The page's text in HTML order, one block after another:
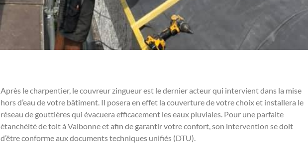
Après le charpentier, le couvreur zingueur est le dernier acteur qui intervient dans la mise
hors d’eau de votre bâtiment. Il posera en effet la couverture de votre choix et installera le
réseau de gouttières qui évacuera efficacement les eaux pluviales. Pour une parfaite
étanchéité de toit à Valbonne et afin de garantir votre confort, son intervention se doit
d’être conforme aux documents techniques unifiés (DTU).